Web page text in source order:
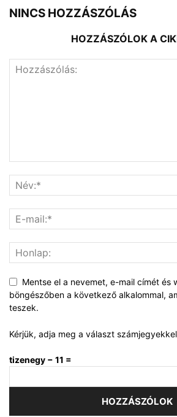
NINCS HOZZÁSZÓLÁS
HOZZÁSZÓLOK A
Mentse el a nevemet, e-mail címét és
böngészőben a következő alkalommal,
teszek.
Kérjük, adja meg a választ
tizenegy − 11 =